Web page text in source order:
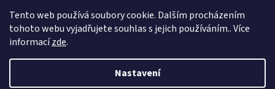
Tento web používá soubory cookie. Dalším procházením
tohoto webu vyjadřujete souhlas s jejich používáním.. Více
informacízde.
Nastavení
Barevnice - FS a Supertwist
20.3.2025
Vytvořil Shoptet